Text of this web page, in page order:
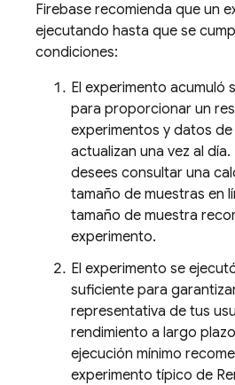
Firebase recomienda que un
ejecutando hasta que se
condiciones:
El experimento acumuló
para proporcionar un
experimentos y datos
actualizan una vez al
desees consultar una
tamaño de muestras en
tamaño de muestra
experimento.
El experimento se
suficiente para
representativa de tus
rendimiento a largo
ejecución mínimo
experimento típico de